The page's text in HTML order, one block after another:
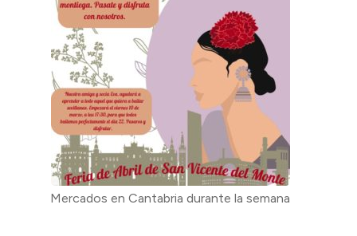
Mercados en Cantabria durante la semana